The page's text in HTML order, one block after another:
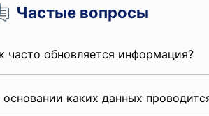
Частые вопросы
часто обновляется информация?
каких данных